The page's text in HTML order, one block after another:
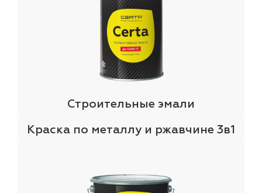
Строительные эмали
Краска по металлу и ржавчине 3в1